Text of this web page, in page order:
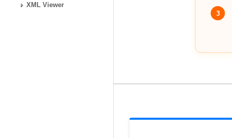
XML Viewer
3